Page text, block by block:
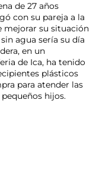
de 27 años
con su pareja a la
mejorar su situación
agua sería su día
en un
de Ica, ha tenido
plásticos
para atender las
hijos.